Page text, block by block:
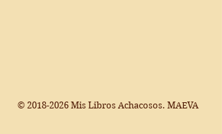
© 2018-2026 Mis Libros Achacosos. MAEVA